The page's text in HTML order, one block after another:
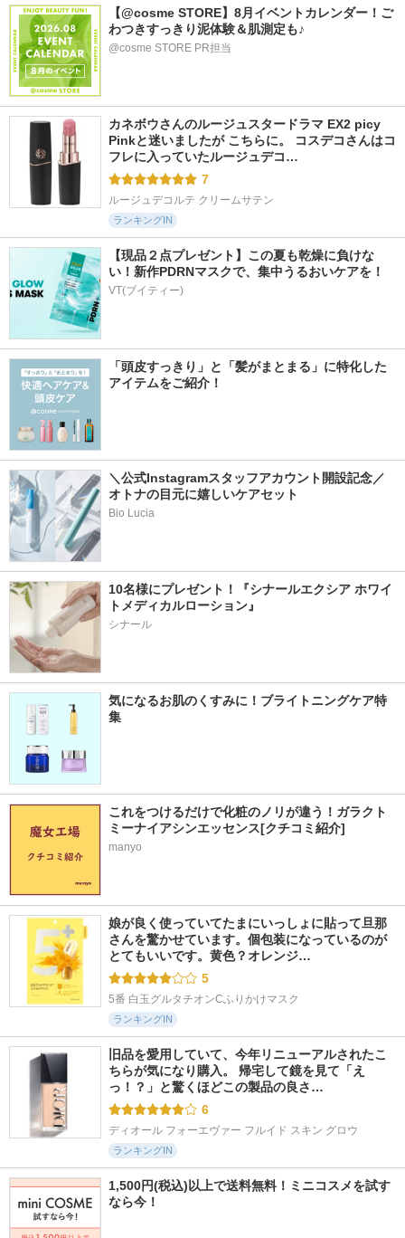
【@cosme STORE】8月イベントカレンダー！ご
わつきすっきり泥体験＆肌測定も♪
@cosme STORE PR担当
カネボウさんのルージュスタードラマ EX2 picy
Pinkと迷いましたが こちらに。 コスデコさんはコ
フレに入っていたルージュデコ…
7
ルージュデコルテ クリームサテン
ランキングIN
【現品２点プレゼント】この夏も乾燥に負けな
い！新作PDRNマスクで、集中うるおいケアを！
VT(ブイティー)
「頭皮すっきり」と「髪がまとまる」に特化した
アイテムをご紹介！
＼公式Instagramスタッフアカウント開設記念／
オトナの目元に嬉しいケアセット
Bio Lucia
10名様にプレゼント！『シナールエクシア ホワイ
トメディカルローション』
シナール
気になるお肌のくすみに！ブライトニングケア特
集
これをつけるだけで化粧のノリが違う！ガラクト
ミーナイアシンエッセンス[クチコミ紹介]
manyo
娘が良く使っていてたまにいっしょに貼って旦那
さんを驚かせています。個包装になっているのが
とてもいいです。黄色？オレンジ…
5
5番 白玉グルタチオンCふりかけマスク
ランキングIN
旧品を愛用していて、今年リニューアルされたこ
ちらが気になり購入。 帰宅して鏡を見て「え
っ！？」と驚くほどこの製品の良さ…
6
ディオール フォーエヴァー フルイド スキン グロウ
ランキングIN
1,500円(税込)以上で送料無料！ミニコスメを試す
なら今！